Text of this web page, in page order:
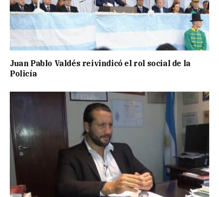
Juan Pablo Valdés reivindicó el rol social de la
Policía